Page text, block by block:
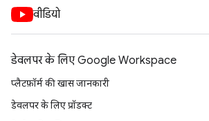
वीडियो
डेवलपर के लिए Google Workspace
प्लैटफ़ॉर्म की खास जानकारी
डेवलपर के लिए प्रॉडक्ट